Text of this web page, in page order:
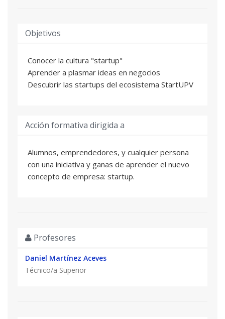
Objetivos
Conocer la cultura "startup"
Aprender a plasmar ideas en negocios
Descubrir las startups del ecosistema StartUPV
Acción formativa dirigida a
Alumnos, emprendedores, y cualquier persona
con una iniciativa y ganas de aprender el nuevo
concepto de empresa: startup.
Profesores
Daniel Martínez Aceves
Técnico/a Superior